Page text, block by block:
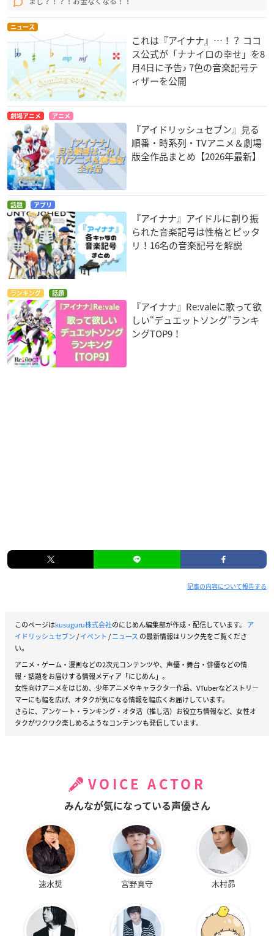
ニュース
これは『アイナナ』…！？ ココ
ス公式が「ナナイロの幸せ」を8
月4日に予告♪ 7色の音楽記号テ
ィザーを公開
劇場アニメ アニメ
『アイドリッシュセブン』見る
順番・時系列・TVアニメ＆劇場
版全作品まとめ【2026年最新】
話題 アプリ
『アイナナ』アイドルに割り振
られた音楽記号は性格とピッタ
リ！16名の音楽記号を解説
ランキング 話題
『アイナナ』Re:valeに歌って欲
しい“デュエットソング”ランキ
ングTOP9！
記事の内容について報告する
このページはkusuguru株式会社のにじめん編集部が作成・配信しています。 ア
イドリッシュセブン/イベント /ニュース の最新情報はリンク先をご覧くださ
い。
アニメ・ゲーム・漫画などの2次元コンテンツや、声優・舞台・俳優などの情
報・話題をお届けする情報メディア「にじめん」。
女性向けアニメをはじめ、少年アニメやキャラクター作品、VTuberなどストリー
マーにも幅を広げ、オタクが気になる情報を幅広くお届けしています。
さらに、アンケート・ランキング・オタ活（推し活）お役立ち情報など、女性オ
タクがワクワク楽しめるようなコンテンツも発信しています。
VOICE ACTOR
みんなが気になっている声優さん
速水奨 宮野真守 木村昴